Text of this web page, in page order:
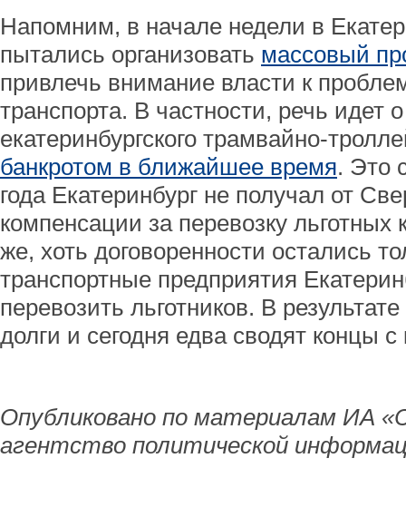
Напомним, в начале недели в
пытались организовать массовый
привлечь внимание власти к
транспорта. В частности, речь идет
екатеринбургского трамвайно-
банкротом в ближайшее время. Это
года Екатеринбург не получал от
компенсации за перевозку льготных
же, хоть договоренности остались
транспортные предприятия
перевозить льготников. В
долги и сегодня едва сводят концы
Опубликовано по материалам ИА
агентство политической